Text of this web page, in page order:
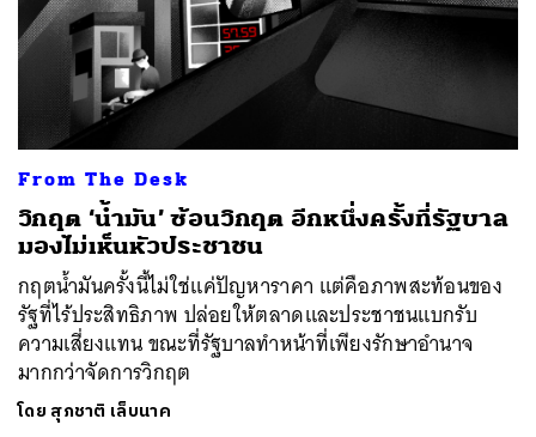
From The Desk
วิกฤต ‘น้ำมัน’ ซ้อนวิกฤต อีกหนึ่งครั้งที่รัฐบาล
มองไม่เห็นหัวประชาชน
กฤตน้ำมันครั้งนี้ไม่ใช่แค่ปัญหาราคา แต่คือภาพสะท้อนของ
รัฐที่ไร้ประสิทธิภาพ ปล่อยให้ตลาดและประชาชนแบกรับ
ความเสี่ยงแทน ขณะที่รัฐบาลทำหน้าที่เพียงรักษาอำนาจ
มากกว่าจัดการวิกฤต
โดย สุภชาติ เล็บนาค